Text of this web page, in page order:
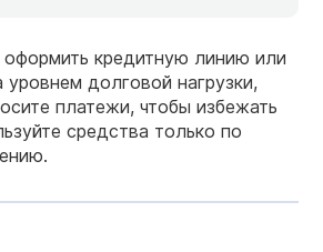
оформить кредитную линию или
уровнем долговой нагрузки,
платежи, чтобы избежать
средства только по